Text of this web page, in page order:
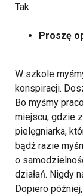
Tak.
Proszę
W szkole
konspiracji.
Bo myśmy
miejscu, gdzie
pielęgniarka,
bądź razie
o
działań. Nigdy
Dopiero